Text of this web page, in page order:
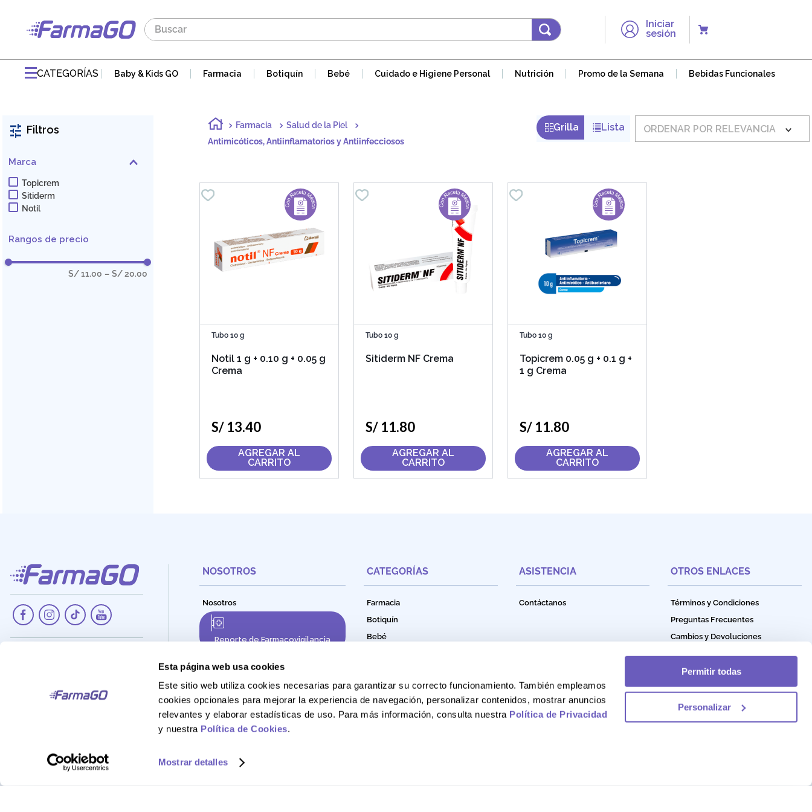
Esta página web usa cookies
Este sitio web utiliza cookies necesarias para garantizar su correcto funcionamiento. También empleamos
cookies opcionales para mejorar la experiencia de navegación, personalizar contenidos, mostrar anuncios
relevantes y elaborar estadísticas de uso. Para más información, consulta nuestra Política de Privacidad
y nuestra Política de Cookies.
Mostrar detalles
Permitir todas
Personalizar
Buscar
Iniciar
sesión
CATEGORÍAS Baby & Kids GO Farmacia Botiquín Bebé Cuidado e Higiene Personal Nutrición Promo de la Semana Bebidas Funcionales
Filtros
Marca
Topicrem
Sitiderm
Notil
Rangos de precio
S/ 11.00 – S/ 20.00
Farmacia
Salud de la Piel
Antimicóticos, Antiinflamatorios y Antiinfecciosos
ORDENAR POR RELEVANCIA
Tubo 10 g
Notil 1 g + 0.10 g + 0.05 g
Crema
S/ 13.40
AGREGAR AL
CARRITO
Tubo 10 g
Sitiderm NF Crema
S/ 11.80
AGREGAR AL
CARRITO
Tubo 10 g
Topicrem 0.05 g + 0.1 g +
1 g Crema
S/ 11.80
AGREGAR AL
CARRITO
Teléfono:
NOSOTROS
Nosotros
Reporte de Farmacovigilancia
CATEGORÍAS
Farmacia
Botiquín
Bebé
Productos Naturales
Bebidas Funcionales
ASISTENCIA
Contáctanos
OTROS ENLACES
Términos y Condiciones
Preguntas Frecuentes
Cambios y Devoluciones
Política de Privacidad
Política de Garantía
Política de Cookies
1.
maddre
4.
7.
9.
mucovit
10. nutribén